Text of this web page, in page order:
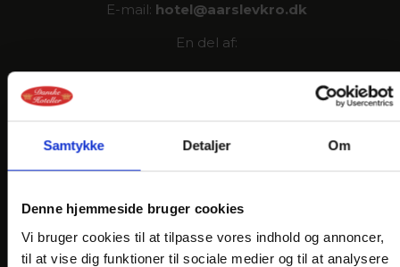
Samtykke Detaljer Om
Denne hjemmeside bruger cookies
Vi bruger cookies til at tilpasse vores indhold og annoncer,
til at vise dig funktioner til sociale medier og til at analysere
E-mail: hotel@aarslevkro.dk
En del af:
GENERELLE BESTEMMELSER